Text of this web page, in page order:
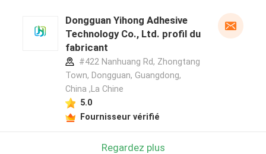
Dongguan Yihong Adhesive
Technology Co., Ltd. profil du
fabricant
#422 Nanhuang Rd, Zhongtang
Town, Dongguan, Guangdong,
China ,La Chine
5.0
Fournisseur vérifié
Regardez plus